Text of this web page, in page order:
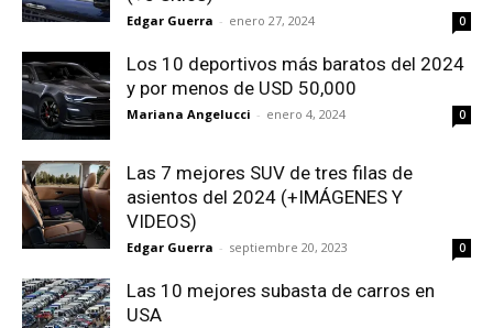
Edgar Guerra - enero 27, 2024 0
Los 10 deportivos más baratos del 2024
y por menos de USD 50,000
Mariana Angelucci - enero 4, 2024 0
Las 7 mejores SUV de tres filas de
asientos del 2024 (+IMÁGENES Y
VIDEOS)
Edgar Guerra - septiembre 20, 2023 0
Las 10 mejores subasta de carros en
USA